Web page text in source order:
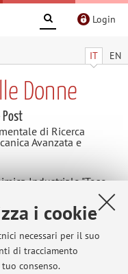
i cookie
necessari per il suo
di tracciamento
consenso.
Login
IT EN
Donne
Post
di Ricerca
Avanzata e
Industriale "Toso
CHIM/04 CHIMICA